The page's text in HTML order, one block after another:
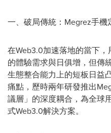
一、破局傳統：Megrez手
在Web3.0加速落地的當下，
的體驗需求與日俱增，但傳
生態整合能力上的短板日益
痛點，歷時兩年研發推出
議層」的深度耦合，為全球
式Web3.0解決方案。